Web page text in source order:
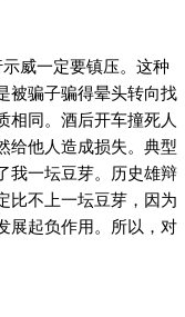
威一定要镇压。这种
被骗子骗得晕头转向找
相同。酒后开车撞死人
给他人造成损失。典型
我一坛豆芽。历史雄辩
比不上一坛豆芽，因为
展起负作用。所以，对